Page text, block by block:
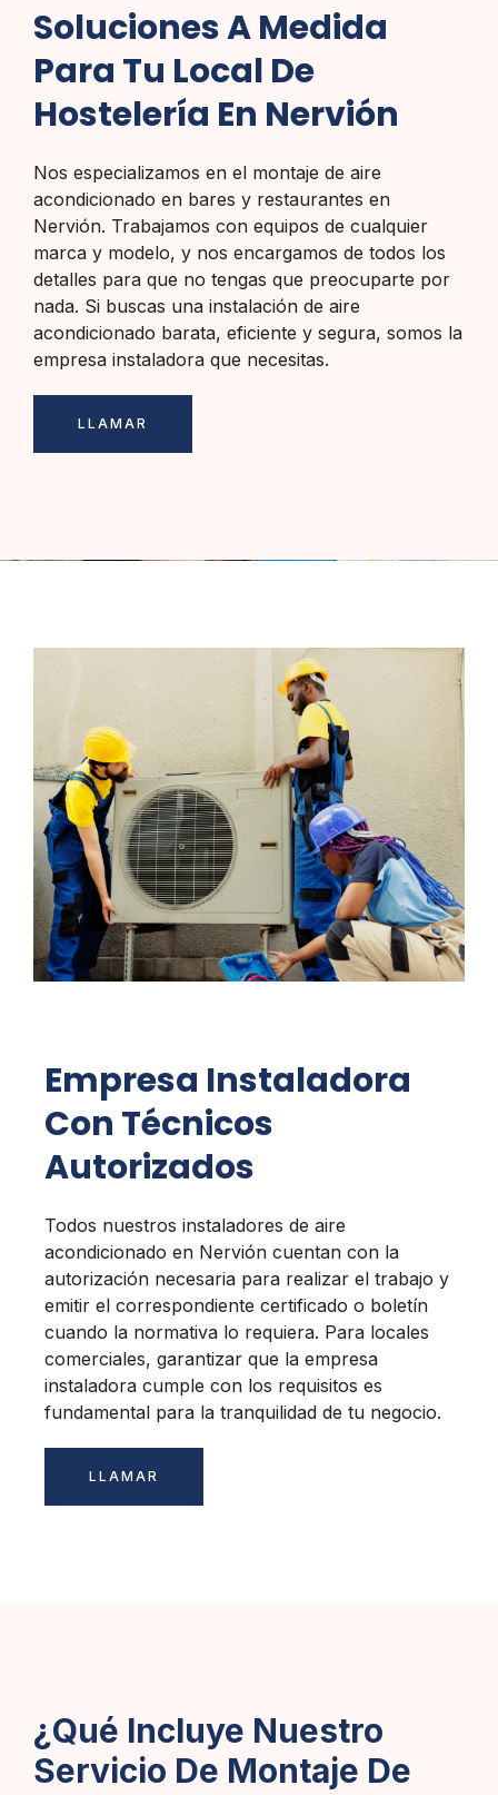
Soluciones A Medida
Para Tu Local De
Hostelería En Nervión
Nos especializamos en el montaje de aire
acondicionado en bares y restaurantes en
Nervión. Trabajamos con equipos de cualquier
marca y modelo, y nos encargamos de todos los
detalles para que no tengas que preocuparte por
nada. Si buscas una instalación de aire
acondicionado barata, eficiente y segura, somos la
empresa instaladora que necesitas.
LLAMAR
Empresa Instaladora
Con Técnicos
Autorizados
Todos nuestros instaladores de aire
acondicionado en Nervión cuentan con la
autorización necesaria para realizar el trabajo y
emitir el correspondiente certificado o boletín
cuando la normativa lo requiera. Para locales
comerciales, garantizar que la empresa
instaladora cumple con los requisitos es
fundamental para la tranquilidad de tu negocio.
LLAMAR
¿Qué Incluye Nuestro
Servicio De Montaje De